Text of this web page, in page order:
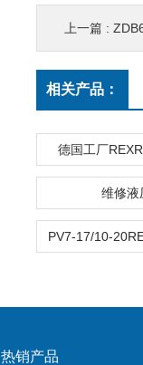
上一篇 :
相关产品：
德国工厂
维修液
热销产品